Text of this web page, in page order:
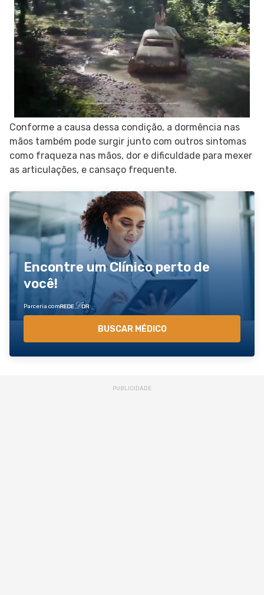
Conforme a causa dessa condição, a dormência nas
mãos também pode surgir junto com outros sintomas
como fraqueza nas mãos, dor e dificuldade para mexer
as articulações, e cansaço frequente.
Encontre um Clínico perto de
você!
Parceria com
BUSCAR MÉDICO